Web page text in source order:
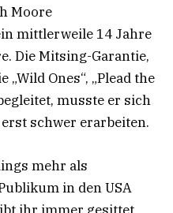
Moore
mittlerweile 14 Jahre
Die Mitsing-Garantie,
„Wild Ones“, „Plead the
musste er sich
schwer erarbeiten.
mehr als
in den USA
ihr immer gesittet